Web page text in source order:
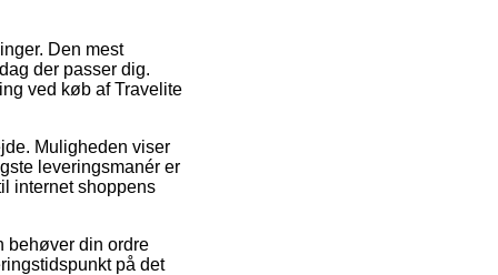
Den mest
der passer dig.
ved køb af Travelite
Muligheden viser
leveringsmanér er
internet shoppens
behøver din ordre
på det